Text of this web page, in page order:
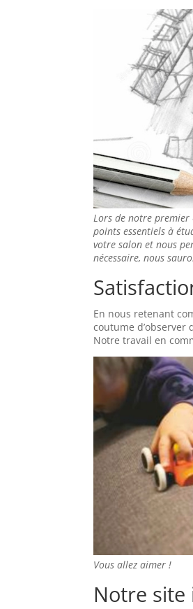
Lors de notre premier
points essentiels à
votre salon et nous
nécessaire, nous
En nous retenant
coutume
Notre travail en
Vous allez aimer !
Notre